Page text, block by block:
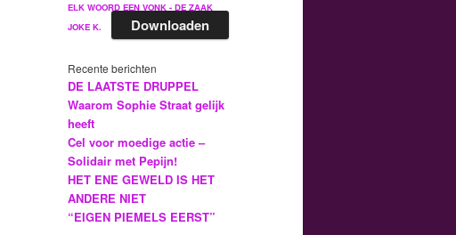
ELK WOORD EEN VONK - DE ZAAK
JOKE K.
Downloaden
Recente berichten
DE LAATSTE DRUPPEL
Waarom Sophie Straat gelijk
heeft
Cel voor moedige actie –
Solidair met Pepijn!
HET ENE GEWELD IS HET
ANDERE NIET
“EIGEN PIEMELS EERST”